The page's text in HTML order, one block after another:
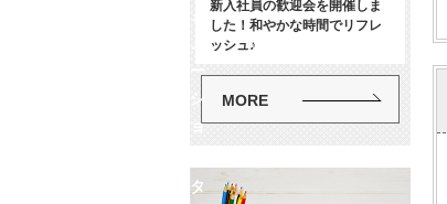
MORE
ー
シ
ョ
タ